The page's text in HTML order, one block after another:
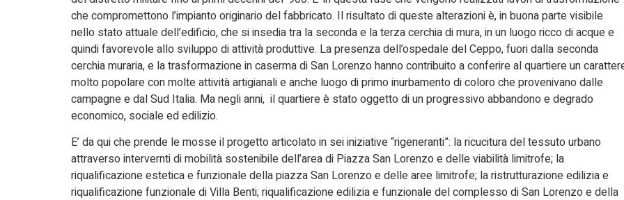
che compromettono l’impianto originario del fabbricato. Il risultato di queste alterazioni è, in buona parte visibile
nello stato attuale dell’edificio, che si insedia tra la seconda e la terza cerchia di mura, in un luogo ricco di acque e
quindi favorevole allo sviluppo di attività produttive. La presenza dell’ospedale del Ceppo, fuori dalla seconda
cerchia muraria, e la trasformazione in caserma di San Lorenzo hanno contribuito a conferire al quartiere un
molto popolare con molte attività artigianali e anche luogo di primo inurbamento di coloro che provenivano dalle
campagne e dal Sud Italia. Ma negli anni, il quartiere è stato oggetto di un progressivo abbandono e degrado
economico, sociale ed edilizio.
E’ da qui che prende le mosse il progetto articolato in sei iniziative “rigeneranti”: la ricucitura del tessuto urbano
attraverso intervernti di mobilità sostenibile dell’area di Piazza San Lorenzo e delle viabilità limitrofe; la
riqualificazione estetica e funzionale della piazza San Lorenzo e delle aree limitrofe; la ristrutturazione edilizia e
riqualificazione funzionale di Villa Benti; riqualificazione edilizia e funzionale del complesso di San Lorenzo e della